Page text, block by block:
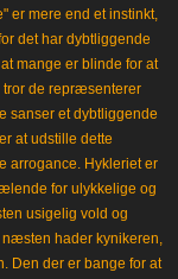
er mere end et instinkt,
det har dybtliggende
mange er blinde for at
tror de repræsenterer
sanser et dybtliggende
at udstille dette
arrogance. Hykleriet er
for ulykkelige og
usigelig vold og
næsten hader kynikeren,
Den der er bange for at